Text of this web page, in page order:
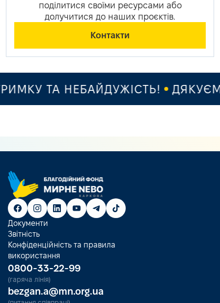
поділитися своїми ресурсами або
долучитися до наших проєктів.
Контакти
ТА НЕБАЙДУЖІСТЬ!
Документи
Звітність
Конфіденційність та правила
використання
0800-33-22-99
(гаряча лінія)
bezgan.a@mn.org.ua